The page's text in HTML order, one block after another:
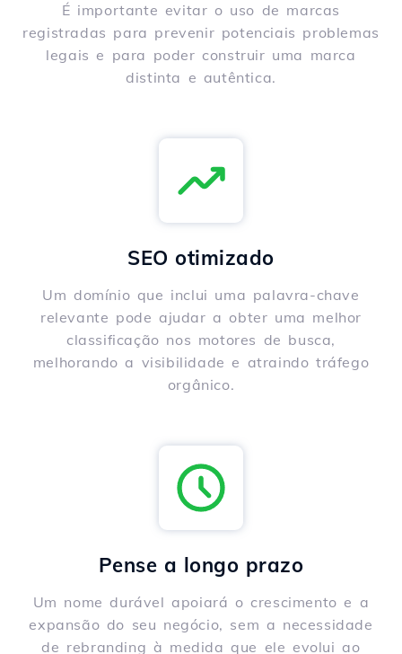
É importante evitar o uso de marcas
registradas para prevenir potenciais problemas
legais e para poder construir uma marca
distinta e autêntica.
SEO otimizado
Um domínio que inclui uma palavra-chave
relevante pode ajudar a obter uma melhor
classificação nos motores de busca,
melhorando a visibilidade e atraindo tráfego
orgânico.
Pense a longo prazo
Um nome durável apoiará o crescimento e a
expansão do seu negócio, sem a necessidade
de rebranding à medida que ele evolui ao